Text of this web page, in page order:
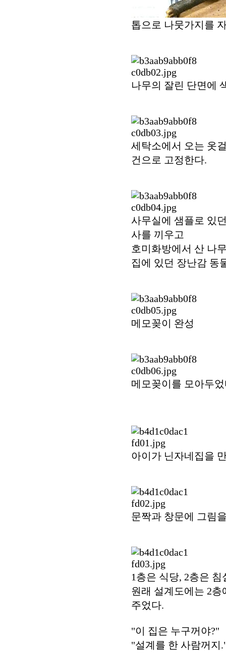
톱으로 나뭇가지를
나무의 잘린 단면에
세탁소에서 오는 옷
건으로 고정한다.
사무실에 샘플로 있
사를 끼우고
호미화방에서 산 나
집에 있던 장난감 동
메모꽂이 완성
메모꽂이를 모아두
아이가 닌자네집을
문짝과 창문에 그림
1층은 식당, 2층은 침
원래 설계도에는 2
주었다.
"이 집은 누구꺼야?"
"설계를 한 사람꺼지